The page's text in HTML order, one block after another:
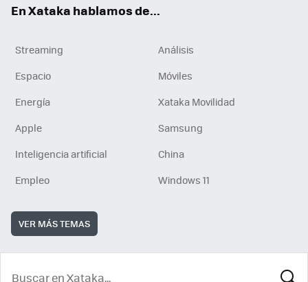
En Xataka hablamos de...
Streaming
Análisis
Espacio
Móviles
Energía
Xataka Movilidad
Apple
Samsung
Inteligencia artificial
China
Empleo
Windows 11
VER MÁS TEMAS